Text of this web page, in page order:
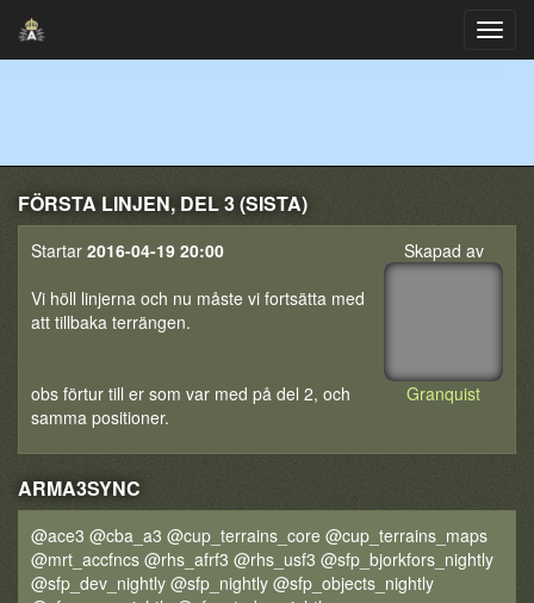
FÖRSTA LINJEN, DEL 3 (SISTA)
Skapad av
Granquist
Startar 2016-04-19 20:00
Vi höll linjerna och nu måste vi fortsätta med
att tillbaka terrängen.
obs förtur till er som var med på del 2, och
samma positioner.
ARMA3SYNC
@ace3 @cba_a3 @cup_terrains_core @cup_terrains_maps
@mrt_accfncs @rhs_afrf3 @rhs_usf3 @sfp_bjorkfors_nightly
@sfp_dev_nightly @sfp_nightly @sfp_objects_nightly